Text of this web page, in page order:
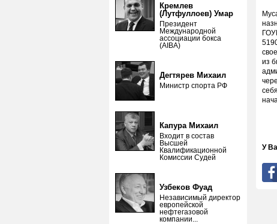
Кремлев
(Лутфуллоев) Умар
Президент
Международной
ассоциации бокса
(AIBA)
Дегтярев Михаил
Министр спорта РФ
Капура Михаил
Входит в состав
Высшей
Квалификационной
Комиссии Судей
Узбеков Фуад
Независимый директор
европейской
нефтегазовой
компании...
из
У